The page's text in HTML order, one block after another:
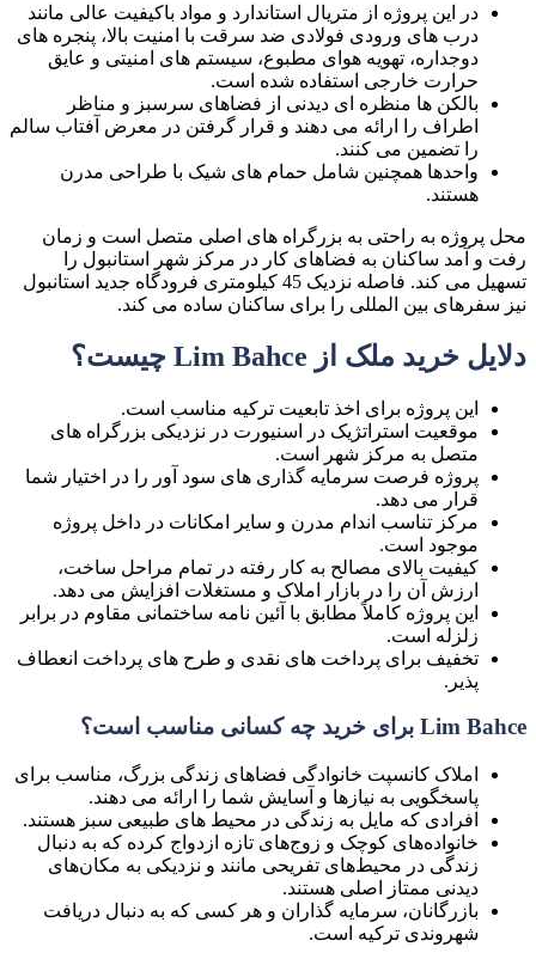
در این پروژه از متریال استاندارد و مواد باکیفیت عالی مانند
درب های ورودی فولادی ضد سرقت با امنیت بالا، پنجره های
دوجداره، تهویه هوای مطبوع، سیستم های امنیتی و عایق
حرارت خارجی استفاده شده است.
بالکن ها منظره ای دیدنی از فضاهای سرسبز و مناظر
اطراف را ارائه می دهند و قرار گرفتن در معرض آفتاب سالم
را تضمین می کنند.
واحدها همچنین شامل حمام های شیک با طراحی مدرن
هستند.
محل پروژه به راحتی به بزرگراه های اصلی متصل است و زمان
رفت و آمد ساکنان به فضاهای کار در مرکز شهر استانبول را
تسهیل می کند. فاصله نزدیک 45 کیلومتری فرودگاه جدید استانبول
نیز سفرهای بین المللی را برای ساکنان ساده می کند.
دلایل خرید ملک از Lim Bahce چیست؟
این پروژه برای اخذ تابعیت ترکیه مناسب است.
موقعیت استراتژیک در اسنیورت در نزدیکی بزرگراه های
متصل به مرکز شهر است.
پروژه فرصت سرمایه گذاری های سود آور را در اختیار شما
قرار می دهد.
مرکز تناسب اندام مدرن و سایر امکانات در داخل پروژه
موجود است.
کیفیت بالای مصالح به کار رفته در تمام مراحل ساخت،
ارزش آن را در بازار املاک و مستغلات افزایش می دهد.
این پروژه کاملاً مطابق با آئین نامه ساختمانی مقاوم در برابر
زلزله است.
تخفیف برای پرداخت های نقدی و طرح های پرداخت انعطاف
پذیر.
Lim Bahce برای خرید چه کسانی مناسب است؟
املاک کانسپت خانوادگی فضاهای زندگی بزرگ، مناسب برای
پاسخگویی به نیازها و آسایش شما را ارائه می دهند.
افرادی که مایل به زندگی در محیط های طبیعی سبز هستند.
خانواده‌های کوچک و زوج‌های تازه ازدواج کرده که به دنبال
زندگی در محیط‌های تفریحی مانند و نزدیکی به مکان‌های
دیدنی ممتاز اصلی هستند.
بازرگانان، سرمایه گذاران و هر کسی که به دنبال دریافت
شهروندی ترکیه است.